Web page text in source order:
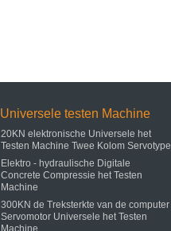
Universele testen Machine
20KN elektronische Universele het
Testen Machine Twee Kolom Servotype
Elektro - hydraulische Digitale
Concrete Compressie het Testen
Machine
300KN de Treksterkte van de computer
Servomotor Universele het Testen
Machine